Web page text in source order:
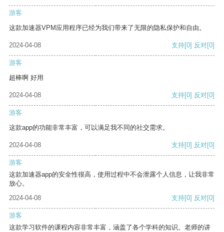
游客
这款加速器VPM应用程序已经为我们带来了无限的隐私保护和自由。
2024-04-08 支持[0] 反对[0]
游客
超棒啊 好用
2024-04-08 支持[0] 反对[0]
游客
这款app的功能非常丰富，可以满足我不同的社交需求。
2024-04-08 支持[0] 反对[0]
游客
这款加速器app的安全性很高，使用过程中不会泄露个人信息，让我非常
放心。
2024-04-08
支持[0] 反对[0]
游客
这款学习软件的课程内容非常丰富，涵盖了各个学科的知识。老师的讲